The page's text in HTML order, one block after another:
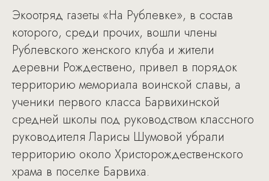
Экоотряд газеты «На Рублевке», в состав
которого, среди прочих, вошли члены
Рублевского женского клуба и жители
деревни Рождествено, привел в порядок
территорию мемориала воинской славы, а
ученики первого класса Барвихинской
средней школы под руководством классного
руководителя Ларисы Шумовой убрали
территорию около Христорождественского
храма в поселке Барвиха.